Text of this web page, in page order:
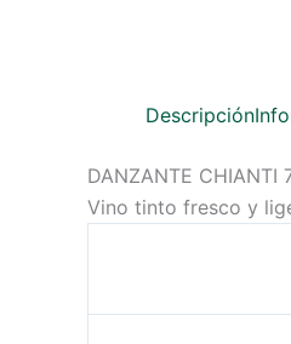
Descripción
DANZANTE CHIANTI
Vino tinto fresco y